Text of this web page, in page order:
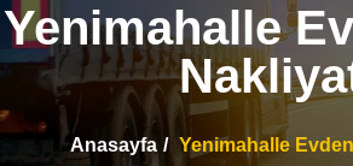
Yenimahalle
Anasayfa Yenimahalle